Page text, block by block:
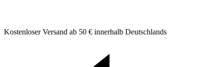
Kostenloser Versand ab 50 € innerhalb Deutschlands